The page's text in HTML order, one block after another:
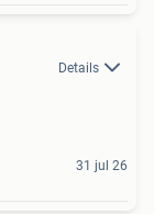
Details
31 jul 26